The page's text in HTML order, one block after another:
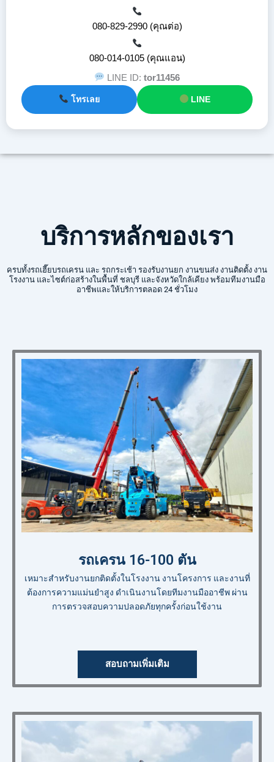
080-829-2990 (คุณต่อ)
080-014-0105 (คุณแอน)
LINE ID:tor11456
โทรเลย LINE
บริการหลักของเรา
ครบทั้งรถเฮี๊ยบรถเครน และ รถกระเช้า รองรับงานยก งานขนส่ง งานติดตั้ง งาน
โรงงาน และไซต์ก่อสร้างในพื้นที่ ชลบุรี และจังหวัดใกล้เคียง พร้อมทีมงานมือ
อาชีพและให้บริการตลอด 24 ชั่วโมง
รถเครน 16-100 ตัน
เหมาะสำหรับงานยกติดตั้งในโรงงาน งานโครงการ และงานที่
ต้องการความแม่นยำสูง ดำเนินงานโดยทีมงานมืออาชีพ ผ่าน
การตรวจสอบความปลอดภัยทุกครั้งก่อนใช้งาน
สอบถามเพิ่มเติม